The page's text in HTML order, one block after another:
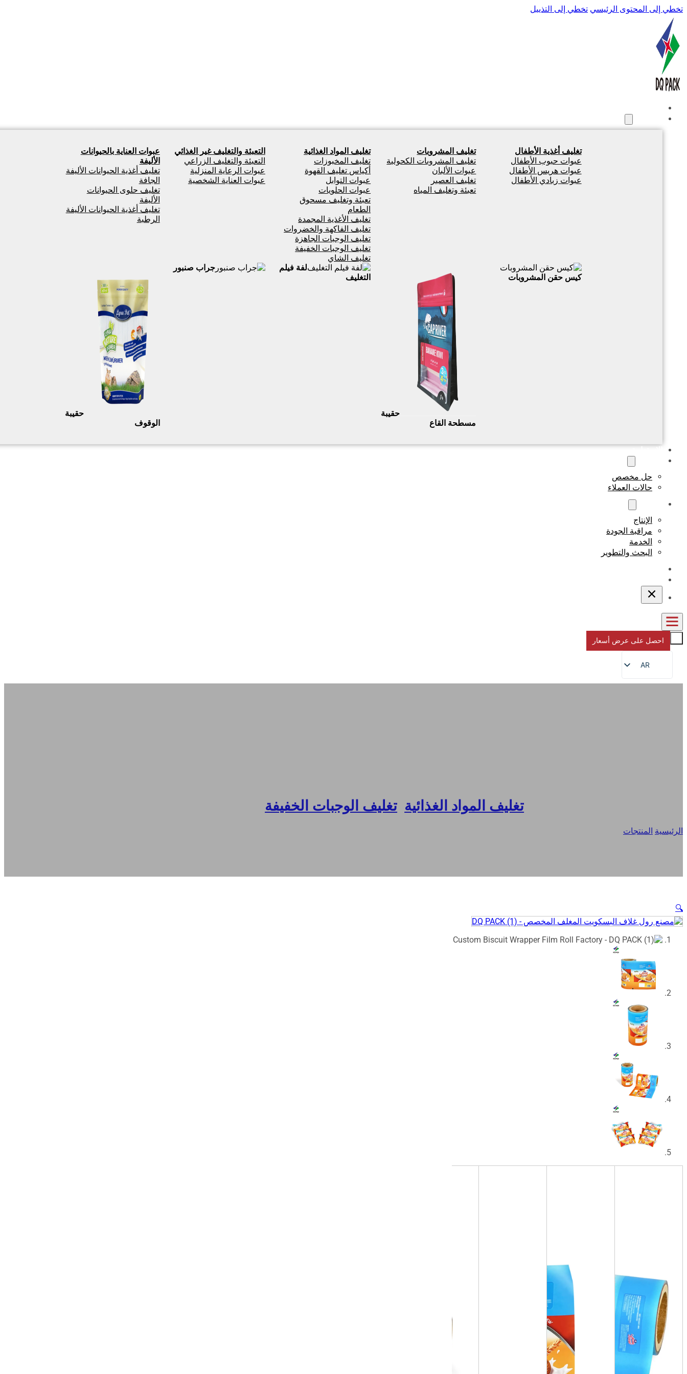
تخطي إلى المحتوى الرئيسي تخطي إلى التذييل
تغليف أغذية الأطفال
عبوات حبوب الأطفال
عبوات هريس الأطفال
عبوات زبادي الأطفال
تغليف المشروبات
تغليف المشروبات الكحولية
عبوات الألبان
تغليف العصير
تعبئة وتغليف المياه
تغليف المواد الغذائية
تغليف المخبوزات
أكياس تغليف القهوة
عبوات التوابل
عبوات الحلويات
تعبئة وتغليف مسحوق
الطعام
تغليف الأغذية المجمدة
تغليف الفاكهة والخضروات
تغليف الوجبات الجاهزة
تغليف الوجبات الخفيفة
تغليف الشاي
التعبئة والتغليف غير الغذائي
التعبئة والتغليف الزراعي
عبوات الرعاية المنزلية
عبوات العناية الشخصية
عبوات العناية بالحيوانات
الأليفة
تغليف أغذية الحيوانات الأليفة
الجافة
تغليف حلوى الحيوانات
الأليفة
تغليف أغذية الحيوانات الأليفة
الرطبة
كيس حقن المشروبات
حقيبة
مسطحة القاع
لفة فيلم
التغليف
جراب صنبور
حقيبة
الوقوف
حل مخصص
حالات العملاء
الإنتاج
مراقبة الجودة
الخدمة
البحث والتطوير
احصل على عرض أسعار
AR
EN
تغليف المواد الغذائية تغليف الوجبات الخفيفة
الرئيسية المنتجات
🔍